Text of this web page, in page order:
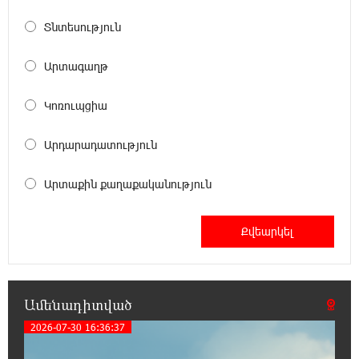
Նարեկ Կարապետյանը հարցազրույց է տվել
Մհեր Բաղդասարյանին
է մասնակցել խաղարկության․ զգուշացում
հետևանքով զոհվել է առնվազն երկու
21:30:30 5-08-2026
Տնտեսություն
Արտագաղթ
Կոռուպցիա
Արդարադատություն
Արտաքին քաղաքականություն
Ամենադիտված
2026-07-30 16:36:37